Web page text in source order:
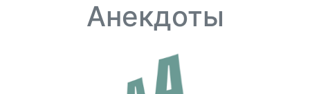
Анекдоты